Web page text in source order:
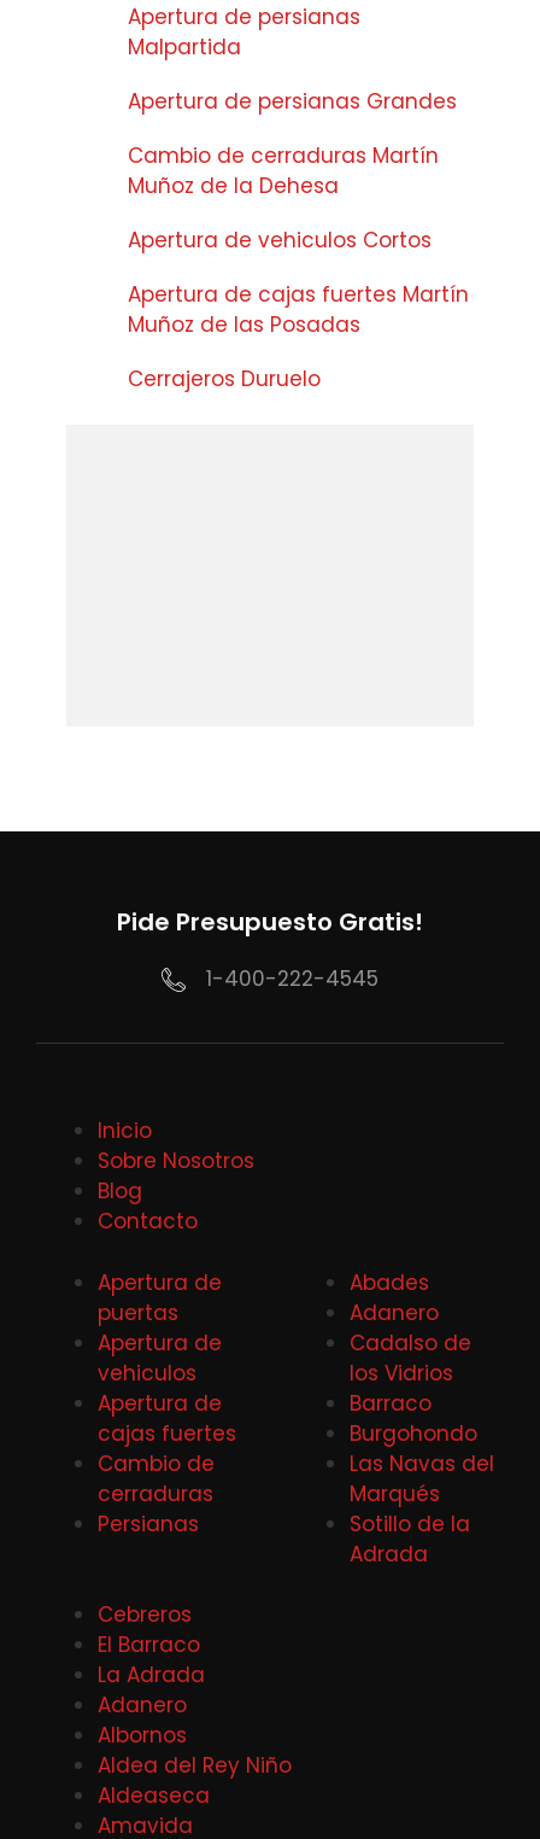
Apertura de persianas
Malpartida
Apertura de persianas Grandes
Cambio de cerraduras Martín
Muñoz de la Dehesa
Apertura de vehiculos Cortos
Apertura de cajas fuertes Martín
Muñoz de las Posadas
Cerrajeros Duruelo
Pide Presupuesto Gratis!
1-400-222-4545
Inicio
Sobre Nosotros
Blog
Contacto
Apertura de
puertas
Apertura de
vehiculos
Apertura de
cajas fuertes
Cambio de
cerraduras
Persianas
Abades
Adanero
Cadalso de
los Vidrios
Barraco
Burgohondo
Las Navas del
Marqués
Sotillo de la
Adrada
Cebreros
El Barraco
La Adrada
Adanero
Albornos
Aldea del Rey Niño
Aldeaseca
Amavida